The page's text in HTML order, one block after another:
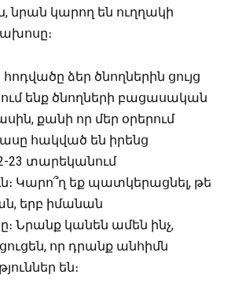
նրան կարող են ուղղակի
հոդվածը ձեր ծնողներին ցույց
ենք ծնողների բացասական
քանի որ մեր օրերում
հակված են իրենց
23 տարեկանում
Կարո՞ղ եք պատկերացնել, թե
երբ իմանան
Նրանք կանեն ամեն ինչ,
որ դրանք անհիմն
են։